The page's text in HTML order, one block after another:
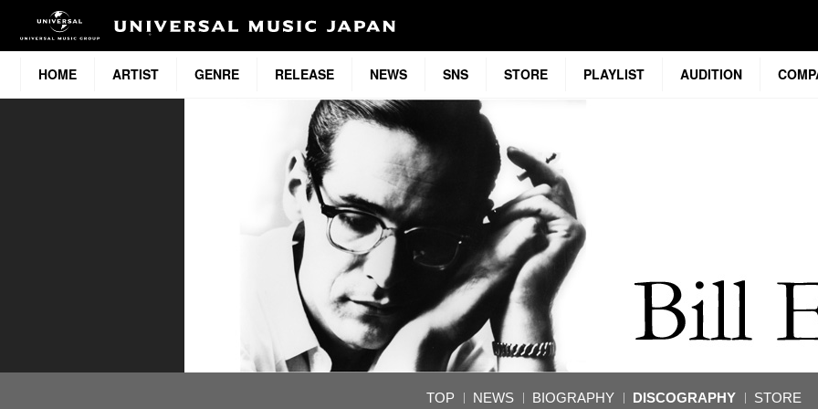
HOME ARTIST GENRE RELEASE NEWS SNS STORE PLAYLIST AUDITION
TOP NEWS BIOGRAPHY DISCOGRAPHY STORE